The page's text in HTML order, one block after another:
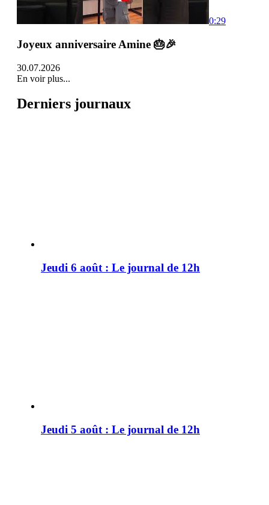
0:29
Joyeux anniversaire Amine 🎂🎉
30.07.2026
En voir plus...
Derniers journaux
Jeudi 6 août : Le journal de 12h
Jeudi 5 août : Le journal de 12h